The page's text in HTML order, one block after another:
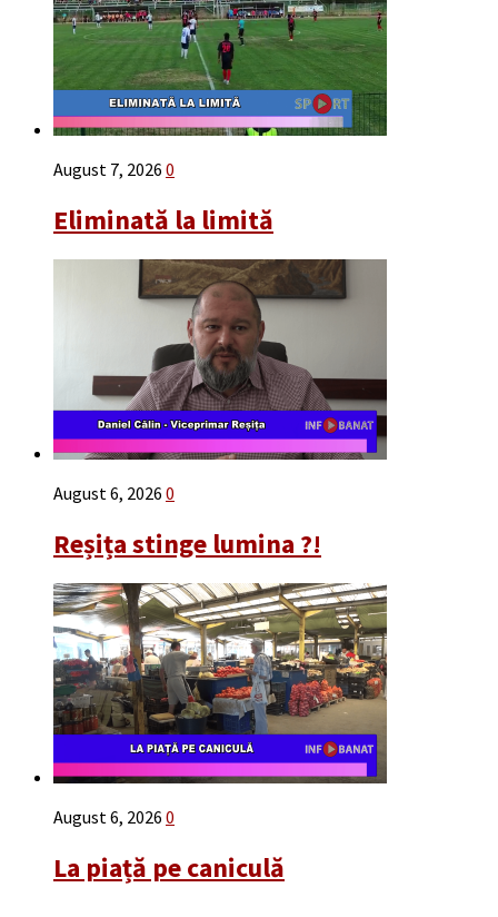
August 7, 2026 0
Eliminată la limită
August 6, 2026 0
Reșița stinge lumina ?!
August 6, 2026 0
La piață pe caniculă